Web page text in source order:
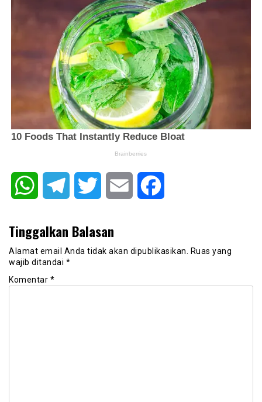
WhatsAppTelegram Twitter Email
Tinggalkan Balasan
Alamat email Anda tidak akan dipublikasikan. Ruas yang
wajib ditandai *
Komentar *